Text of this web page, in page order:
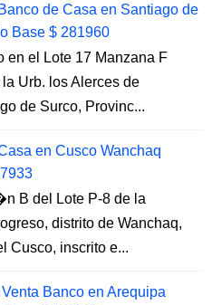
de Casa en Santiago de
Base $ 281960
en el Lote 17 Manzana F
Urb. los Alerces de
de Surco, Provinc...
en Cusco Wanchaq
B del Lote P-8 de la
distrito de Wanchaq,
Cusco, inscrito e...
Banco en Arequipa